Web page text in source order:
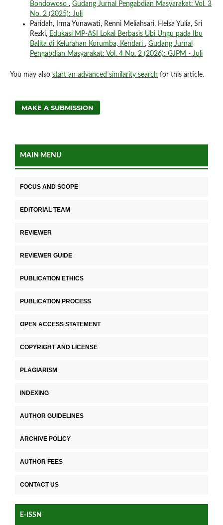
Bondowoso , Gudang Jurnal Pengabdian Masyarakat: Vol. 3
No. 2 (2025): Juli
Paridah, Irma Yunawati, Renni Meliahsari, Helsa Yulia, Sri
Rezki, Edukasi MP-ASI Lokal Berbasis Ubi Ungu pada Ibu
Balita di Kelurahan Korumba, Kendari , Gudang Jurnal
Pengabdian Masyarakat: Vol. 4 No. 2 (2026): GJPM - Juli
You may also start an advanced similarity search for this article.
MAKE A SUBMISSION
MAIN MENU
FOCUS AND SCOPE
EDITORIAL TEAM
REVIEWER
REVIEWER GUIDE
PUBLICATION ETHICS
PUBLICATION PROCESS
OPEN ACCESS STATEMENT
COPYRIGHT AND LICENSE
PLAGIARISM
INDEXING
AUTHOR GUIDELINES
ARCHIVE POLICY
AUTHOR FEES
CONTACT US
E-ISSN